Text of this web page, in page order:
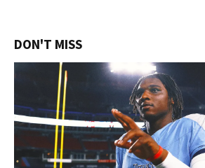
DON'T MISS